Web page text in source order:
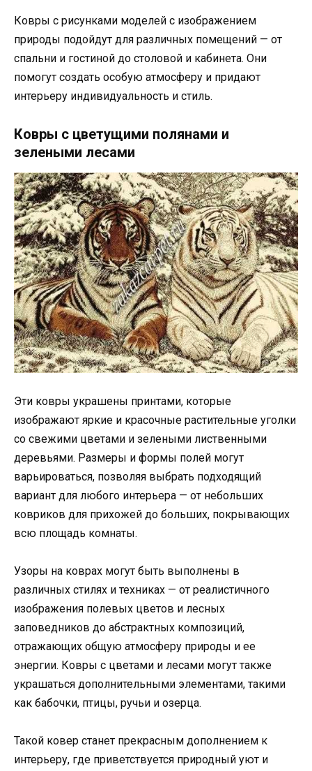
Ковры с рисунками моделей с изображением
природы подойдут для различных помещений — от
спальни и гостиной до столовой и кабинета. Они
помогут создать особую атмосферу и придают
интерьеру индивидуальность и стиль.
Ковры с цветущими полянами и
зелеными лесами
Эти ковры украшены принтами, которые
изображают яркие и красочные растительные уголки
со свежими цветами и зелеными лиственными
деревьями. Размеры и формы полей могут
варьироваться, позволяя выбрать подходящий
вариант для любого интерьера — от небольших
ковриков для прихожей до больших, покрывающих
всю площадь комнаты.
Узоры на коврах могут быть выполнены в
различных стилях и техниках — от реалистичного
изображения полевых цветов и лесных
заповедников до абстрактных композиций,
отражающих общую атмосферу природы и ее
энергии. Ковры с цветами и лесами могут также
украшаться дополнительными элементами, такими
как бабочки, птицы, ручьи и озерца.
Такой ковер станет прекрасным дополнением к
интерьеру, где приветствуется природный уют и